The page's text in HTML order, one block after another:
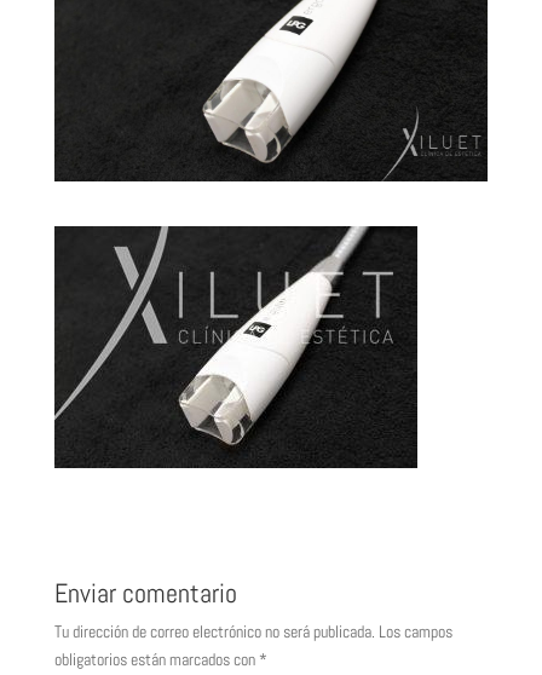
Enviar comentario
Tu dirección de correo electrónico no será publicada. Los campos
obligatorios están marcados con *